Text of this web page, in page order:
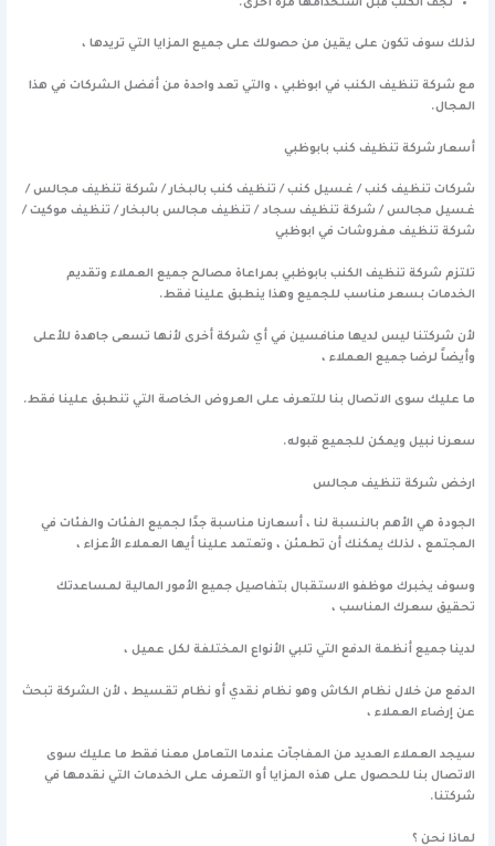
تجف الكنب قبل استخدامها مرة أخرى.
لذلك سوف تكون على يقين من حصولك على جميع المزايا التي تريدها ،
مع شركة تنظيف الكنب في ابوظبي ، والتي تعد واحدة من أفضل الشركات في هذا
المجال.
أسعار شركة تنظيف كنب بابوظبي
شركات تنظيف كنب / غسيل كنب / تنظيف كنب بالبخار / شركة تنظيف مجالس /
غسيل مجالس / شركة تنظيف سجاد / تنظيف مجالس بالبخار / تنظيف موكيت /
شركة تنظيف مفروشات في ابوظبي
تلتزم شركة تنظيف الكنب بابوظبي بمراعاة مصالح جميع العملاء وتقديم
الخدمات بسعر مناسب للجميع وهذا ينطبق علينا فقط.
لأن شركتنا ليس لديها منافسين في أي شركة أخرى لأنها تسعى جاهدة للأعلى
وأيضاً لرضا جميع العملاء ،
ما عليك سوى الاتصال بنا للتعرف على العروض الخاصة التي تنطبق علينا فقط.
سعرنا نبيل ويمكن للجميع قبوله.
ارخض شركة تنظيف مجالس
الجودة هي الأهم بالنسبة لنا ، أسعارنا مناسبة جدًا لجميع الفئات والفئات في
المجتمع ، لذلك يمكنك أن تطمئن ، وتعتمد علينا أيها العملاء الأعزاء ،
وسوف يخبرك موظفو الاستقبال بتفاصيل جميع الأمور المالية لمساعدتك
تحقيق سعرك المناسب ،
لدينا جميع أنظمة الدفع التي تلبي الأنواع المختلفة لكل عميل ،
الدفع من خلال نظام الكاش وهو نظام نقدي أو نظام تقسيط ، لأن الشركة تبحث
عن إرضاء العملاء ،
سيجد العملاء العديد من المفاجآت عندما التعامل معنا فقط ما عليك سوى
الاتصال بنا للحصول على هذه المزايا أو التعرف على الخدمات التي نقدمها في
شركتنا.
لماذا نحن ؟